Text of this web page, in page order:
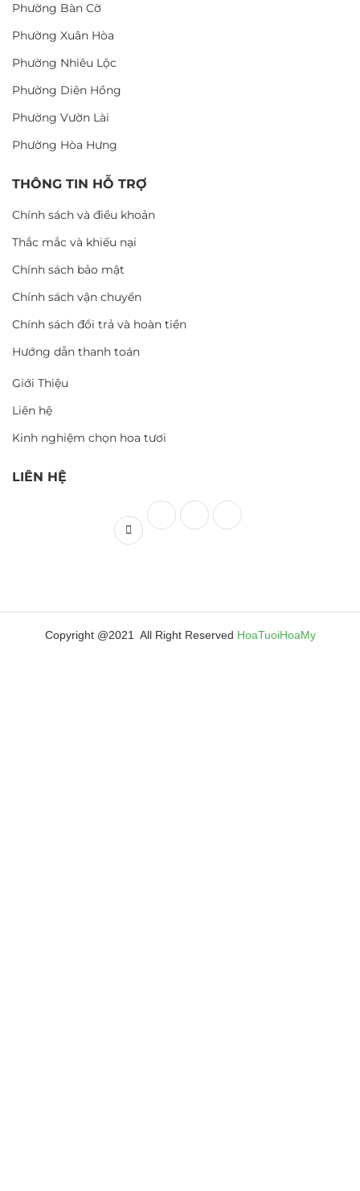
Phường Bàn Cờ
Phường Xuân Hòa
Phường Nhiêu Lộc
Phường Diên Hồng
Phường Vườn Lài
Phường Hòa Hưng
THÔNG TIN HỖ TRỢ
Chính sách và điều khoản
Thắc mắc và khiếu nại
Chính sách bảo mật
Chính sách vận chuyển
Chính sách đổi trả và hoàn tiền
Hướng dẫn thanh toán
Giới Thiệu
Liên hệ
Kinh nghiệm chọn hoa tươi
LIÊN HỆ
Copyright @2021 All Right Reserved HoaTuoiHoaMy